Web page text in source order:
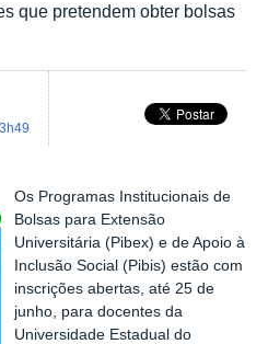
que pretendem obter bolsas
Exibir carrossel de imagens
Os Programas Institucionais de
Bolsas para Extensão
Universitária (Pibex) e de Apoio à
Inclusão Social (Pibis) estão com
inscrições abertas, até 25 de
junho, para docentes da
Universidade Estadual do